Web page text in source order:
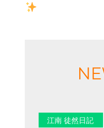
江南 徒然日記